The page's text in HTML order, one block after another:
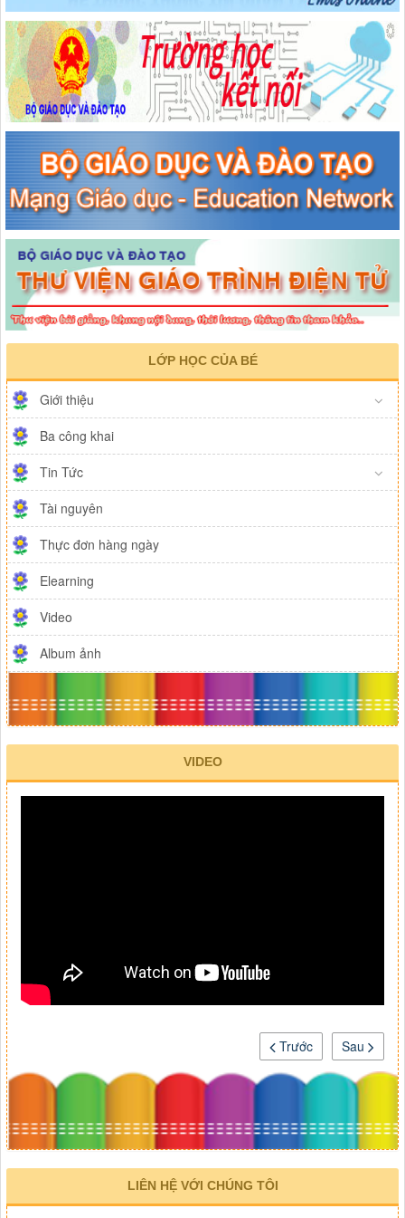
LỚP HỌC CỦA BÉ
Giới thiệu
Ba công khai
Tin Tức
Tài nguyên
Thực đơn hàng ngày
Elearning
Video
Album ảnh
VIDEO
Sau
Trước
LIÊN HỆ VỚI CHÚNG TÔI